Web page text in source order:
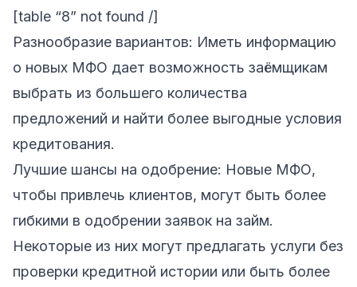
[table “8” not found /]
Разнообразие вариантов: Иметь информацию
о новых МФО дает возможность заёмщикам
выбрать из большего количества
предложений и найти более выгодные условия
кредитования.
Лучшие шансы на одобрение: Новые МФО,
чтобы привлечь клиентов, могут быть более
гибкими в одобрении заявок на займ.
Некоторые из них могут предлагать услуги без
проверки кредитной истории или быть более